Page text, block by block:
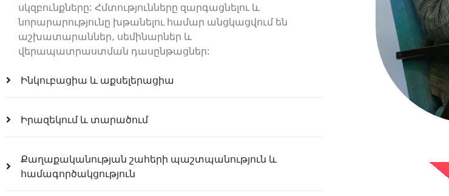
սկզբունքները: Հմտությունները զարգացնելու և
նորարարությունը խթանելու համար անցկացվում են
աշխատարաններ, սեմինարներ և
վերապատրաստման դասընթացներ:
Ինկուբացիա և աքսելերացիա
Իրազեկում և տարածում
Քաղաքականության շահերի պաշտպանություն և
համագործակցություն